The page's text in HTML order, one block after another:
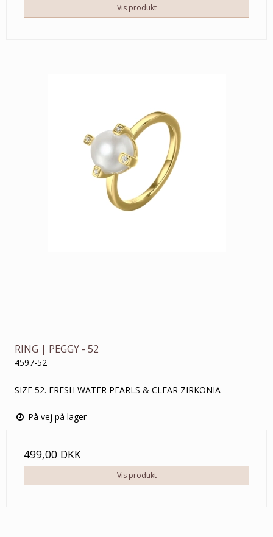
Vis produkt
RING | PEGGY - 52
4597-52
SIZE 52. FRESH WATER PEARLS & CLEAR ZIRKONIA
På vej på lager
499,00 DKK
Vis produkt